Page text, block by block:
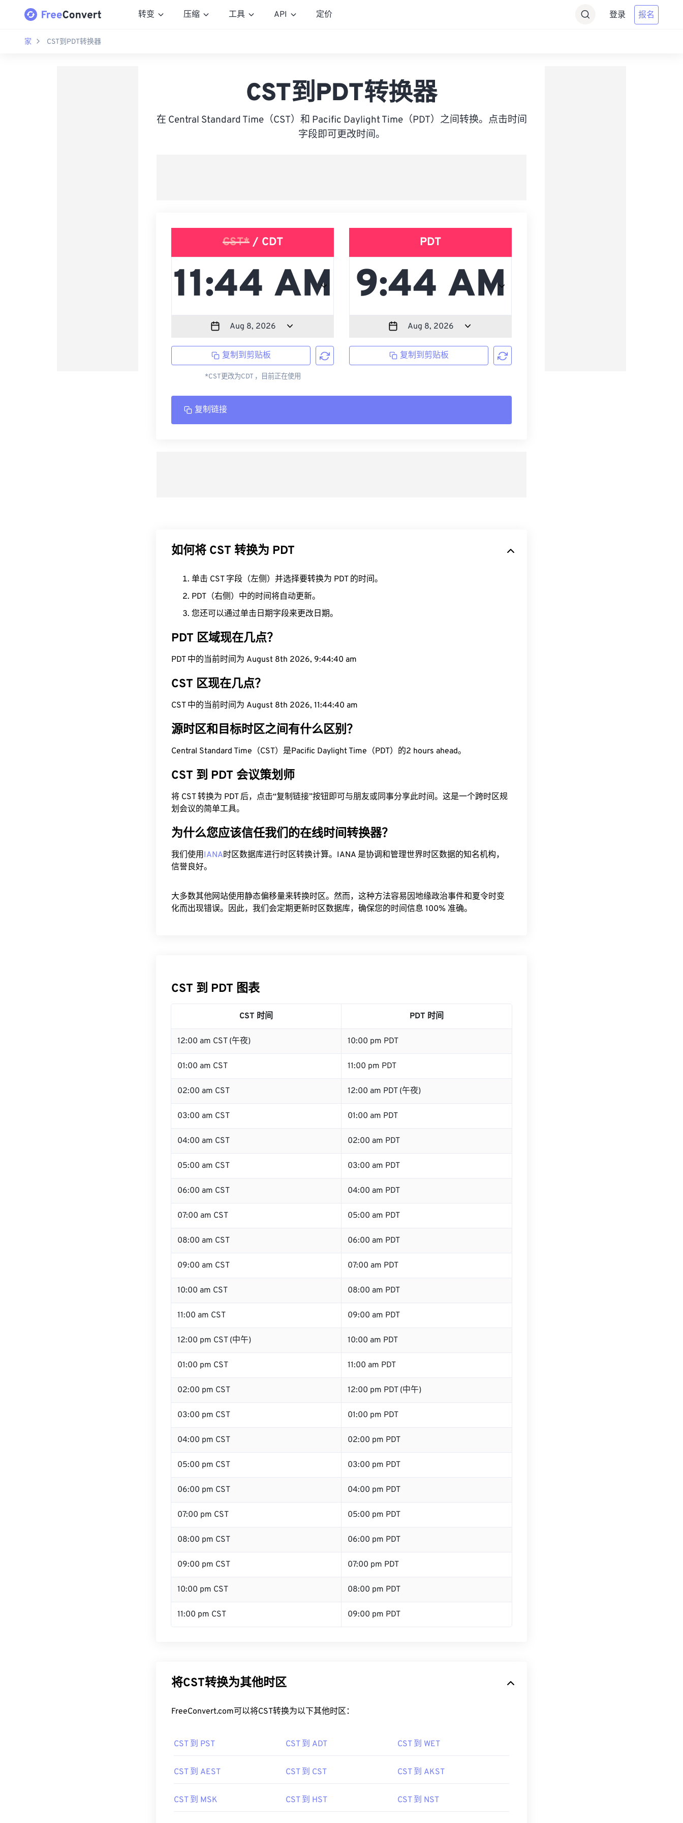
转变 压缩 工具 API 定价 登录 报名
家 CST到PDT转换器
CST到PDT转换器
在 Central Standard Time（CST）和 Pacific Daylight Time（PDT）之间转换。点击时间
字段即可更改时间。
CST*/ CDT
复制到剪贴板
*CST更改为CDT ，目前正在使用
PDT
复制到剪贴板
复制链接
如何将 CST 转换为 PDT
单击 CST 字段（左侧）并选择要转换为 PDT 的时间。
PDT（右侧）中的时间将自动更新。
您还可以通过单击日期字段来更改日期。
PDT 区域现在几点？
PDT 中的当前时间为 August 8th 2026, 9:44:41 am
CST 区现在几点？
CST 中的当前时间为 August 8th 2026, 11:44:41 am
源时区和目标时区之间有什么区别？
Central Standard Time（CST）是Pacific Daylight Time（PDT）的2 hours ahead。
CST 到 PDT 会议策划师
将 CST 转换为 PDT 后，点击“复制链接”按钮即可与朋友或同事分享此时间。这是一个跨时区规
划会议的简单工具。
为什么您应该信任我们的在线时间转换器？
我们使用IANA时区数据库进行时区转换计算。IANA 是协调和管理世界时区数据的知名机构，
信誉良好。
大多数其他网站使用静态偏移量来转换时区。然而，这种方法容易因地缘政治事件和夏令时变
化而出现错误。因此，我们会定期更新时区数据库，确保您的时间信息 100% 准确。
CST 到 PDT 图表
CST 时间 PDT 时间
12:00 am CST (午夜) 10:00 pm PDT
01:00 am CST 11:00 pm PDT
02:00 am CST 12:00 am PDT (午夜)
03:00 am CST 01:00 am PDT
04:00 am CST 02:00 am PDT
05:00 am CST 03:00 am PDT
06:00 am CST 04:00 am PDT
07:00 am CST 05:00 am PDT
08:00 am CST 06:00 am PDT
09:00 am CST 07:00 am PDT
10:00 am CST 08:00 am PDT
11:00 am CST 09:00 am PDT
12:00 pm CST (中午) 10:00 am PDT
01:00 pm CST 11:00 am PDT
02:00 pm CST 12:00 pm PDT (中午)
03:00 pm CST 01:00 pm PDT
04:00 pm CST 02:00 pm PDT
05:00 pm CST 03:00 pm PDT
06:00 pm CST 04:00 pm PDT
07:00 pm CST 05:00 pm PDT
08:00 pm CST 06:00 pm PDT
09:00 pm CST 07:00 pm PDT
10:00 pm CST 08:00 pm PDT
11:00 pm CST 09:00 pm PDT
将CST转换为其他时区
FreeConvert.com可以将CST转换为以下其他时区：
CST 到 PST CST 到 ADT CST 到 WET
CST 到 AEST CST 到 CST CST 到 AKST
CST 到 MSK CST 到 HST CST 到 NST